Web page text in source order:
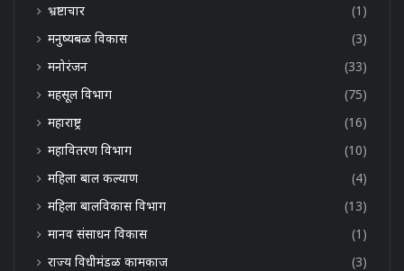
भ्रष्टाचार
(1)
मनुष्यबळ विकास
(3)
मनोरंजन
(33)
महसूल विभाग
(75)
महाराष्ट्र
(16)
महावितरण विभाग
(10)
महिला बाल कल्याण
(4)
महिला बालविकास विभाग
(13)
मानव संसाधन विकास
(1)
राज्य विधीमंडळ कामकाज
(3)